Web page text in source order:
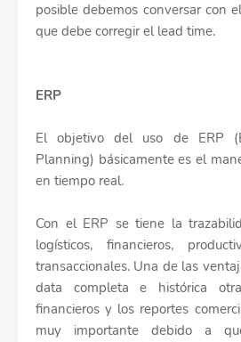
posible debemos conversar con
que debe corregir el lead time.
ERP
El objetivo del uso de ERP
Planning) básicamente es el
en tiempo real.
Con el ERP se tiene la
logísticos, financieros,
transaccionales. Una de las
data completa e histórica
financieros y los reportes
muy importante debido a